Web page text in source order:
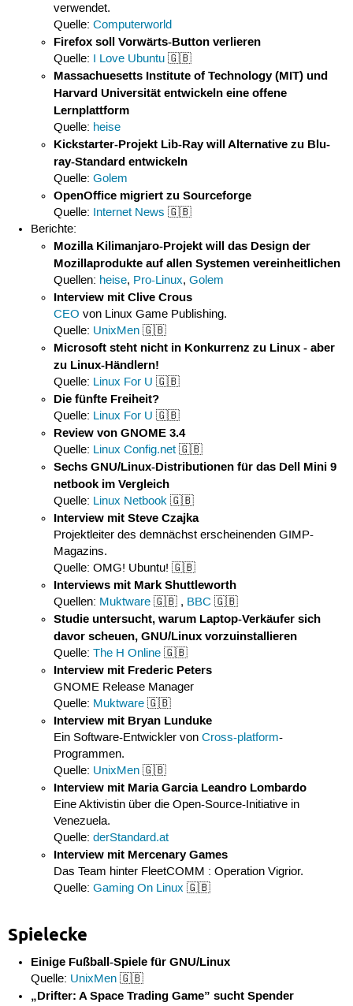
verwendet.
Quelle:Computerworld
Firefox soll Vorwärts-Button verlieren
Quelle: I Love Ubuntu 🇬🇧
Massachuesetts Institute of Technology (MIT) und
Harvard Universität entwickeln eine offene
Lernplattform
Quelle: heise
Kickstarter-Projekt Lib-Ray will Alternative zu Blu-
ray-Standard entwickeln
Quelle:Golem
OpenOffice migriert zu Sourceforge
Quelle: Internet News 🇬🇧
Berichte:
Mozilla Kilimanjaro-Projekt will das Design der
Mozillaprodukte auf allen Systemen vereinheitlichen
Quellen: heise, Pro-Linux,Golem
Interview mit Clive Crous
CEO von Linux Game Publishing.
Quelle: UnixMen 🇬🇧
Microsoft steht nicht in Konkurrenz zu Linux - aber
zu Linux-Händlern!
Quelle: Linux For U 🇬🇧
Die fünfte Freiheit?
Quelle: Linux For U 🇬🇧
Review von GNOME 3.4
Quelle: Linux Config.net 🇬🇧
Sechs GNU/Linux-Distributionen für das Dell Mini 9
netbook im Vergleich
Quelle: Linux Netbook 🇬🇧
Interview mit Steve Czajka
Projektleiter des demnächst erscheinenden GIMP-
Magazins.
Quelle: OMG! Ubuntu! 🇬🇧
Interviews mit Mark Shuttleworth
Quellen: Muktware 🇬🇧 , BBC 🇬🇧
Studie untersucht, warum Laptop-Verkäufer sich
davor scheuen, GNU/Linux vorzuinstallieren
Quelle:The H Online 🇬🇧
Interview mit Frederic Peters
GNOME Release Manager
Quelle: Muktware 🇬🇧
Interview mit Bryan Lunduke
Ein Software-Entwickler vonCross-platform-
Programmen.
Quelle: UnixMen 🇬🇧
Interview mit Maria Garcia Leandro Lombardo
Eine Aktivistin über die Open-Source-Initiative in
Venezuela.
Quelle:derStandard.at
Interview mit Mercenary Games
Das Team hinter FleetCOMM : Operation Vigrior.
Quelle:Gaming On Linux 🇬🇧
Spielecke
Einige Fußball-Spiele für GNU/Linux
Quelle: UnixMen 🇬🇧
„Drifter: A Space Trading Game” sucht Spender